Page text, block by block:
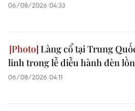
06/08/2026 04:33
Làng cổ tại Trung
linh trong lễ diễu hành đèn
06/08/2026 04:11